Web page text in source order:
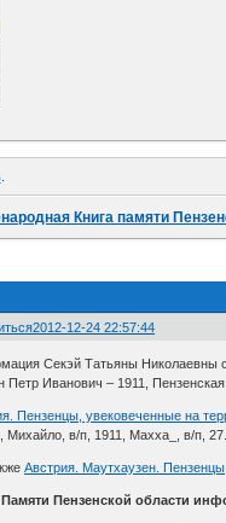
.
Книга памяти
2012-12-24 22:57:44
Секэй Татьяны Николаевны
Петр Иванович – 1911,
Пензенцы, увековеченные на
Михайло, в/п, 1911, Маxха_, в/п,
Австрия. Маутхаузен.
Памяти Пензенской области